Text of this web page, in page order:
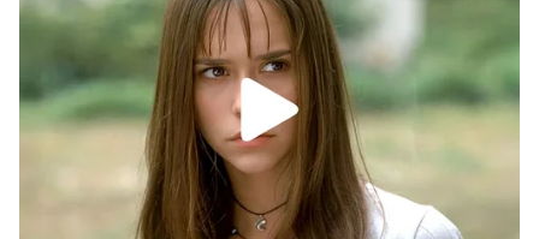
DOWNLOAD APP